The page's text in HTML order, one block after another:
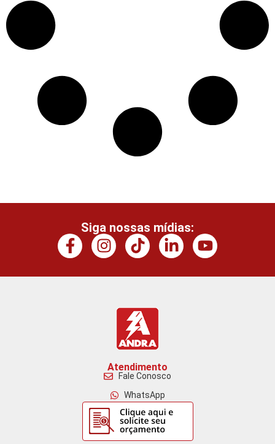
Siga nossas mídias:
Atendimento
Fale Conosco
WhatsApp